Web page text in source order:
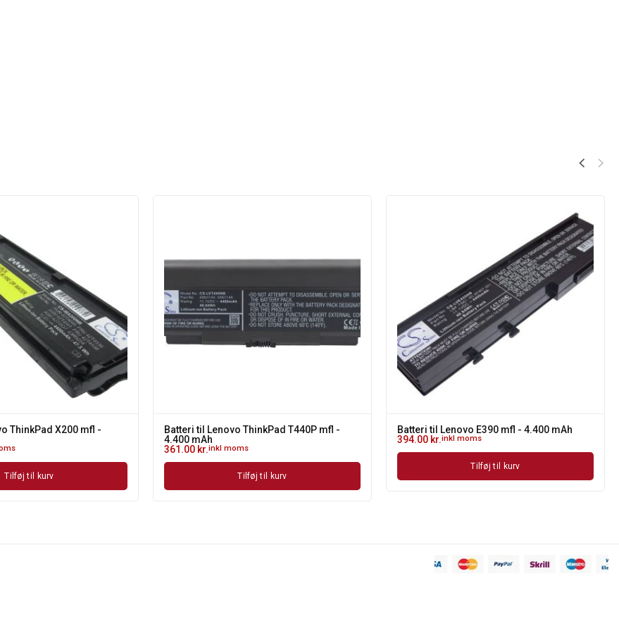
ThinkPad X200 mfl -
Tilføj til kurv
Batteri til Lenovo ThinkPad T440P mfl -
4.400 mAh
361.00 kr.inkl moms
Tilføj til kurv
Batteri til Lenovo E390 mfl - 4.400 mAh
394.00 kr.inkl moms
Tilføj til kurv